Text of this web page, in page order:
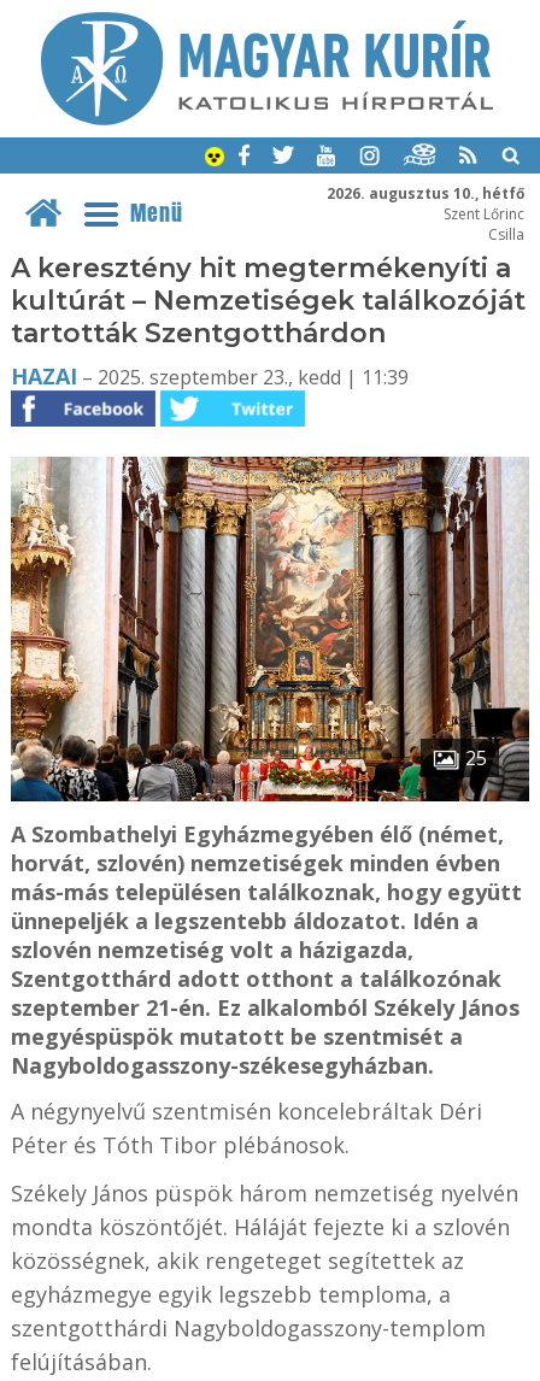
2026. augusztus 10., hétfő
Szent Lőrinc
Csilla
Menü
A keresztény hit megtermékenyíti a
kultúrát – Nemzetiségek találkozóját
tartották Szentgotthárdon
HAZAI – 2025. szeptember 23., kedd | 11:39
25
A Szombathelyi Egyházmegyében élő (német,
horvát, szlovén) nemzetiségek minden évben
más-más településen találkoznak, hogy együtt
ünnepeljék a legszentebb áldozatot. Idén a
szlovén nemzetiség volt a házigazda,
Szentgotthárd adott otthont a találkozónak
szeptember 21-én. Ez alkalomból Székely János
megyéspüspök mutatott be szentmisét a
Nagyboldogasszony-székesegyházban.
A négynyelvű szentmisén koncelebráltak Déri
Péter és Tóth Tibor plébánosok.
Székely János püspök három nemzetiség nyelvén
mondta köszöntőjét. Háláját fejezte ki a szlovén
közösségnek, akik rengeteget segítettek az
egyházmegye egyik legszebb temploma, a
szentgotthárdi Nagyboldogasszony-templom
felújításában.